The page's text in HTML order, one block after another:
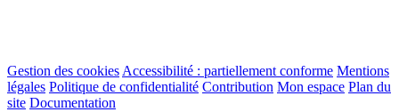
Gestion des cookies Accessibilité : partiellement conforme Mentions
légales Politique de confidentialité Contribution Mon espace Plan du
site Documentation